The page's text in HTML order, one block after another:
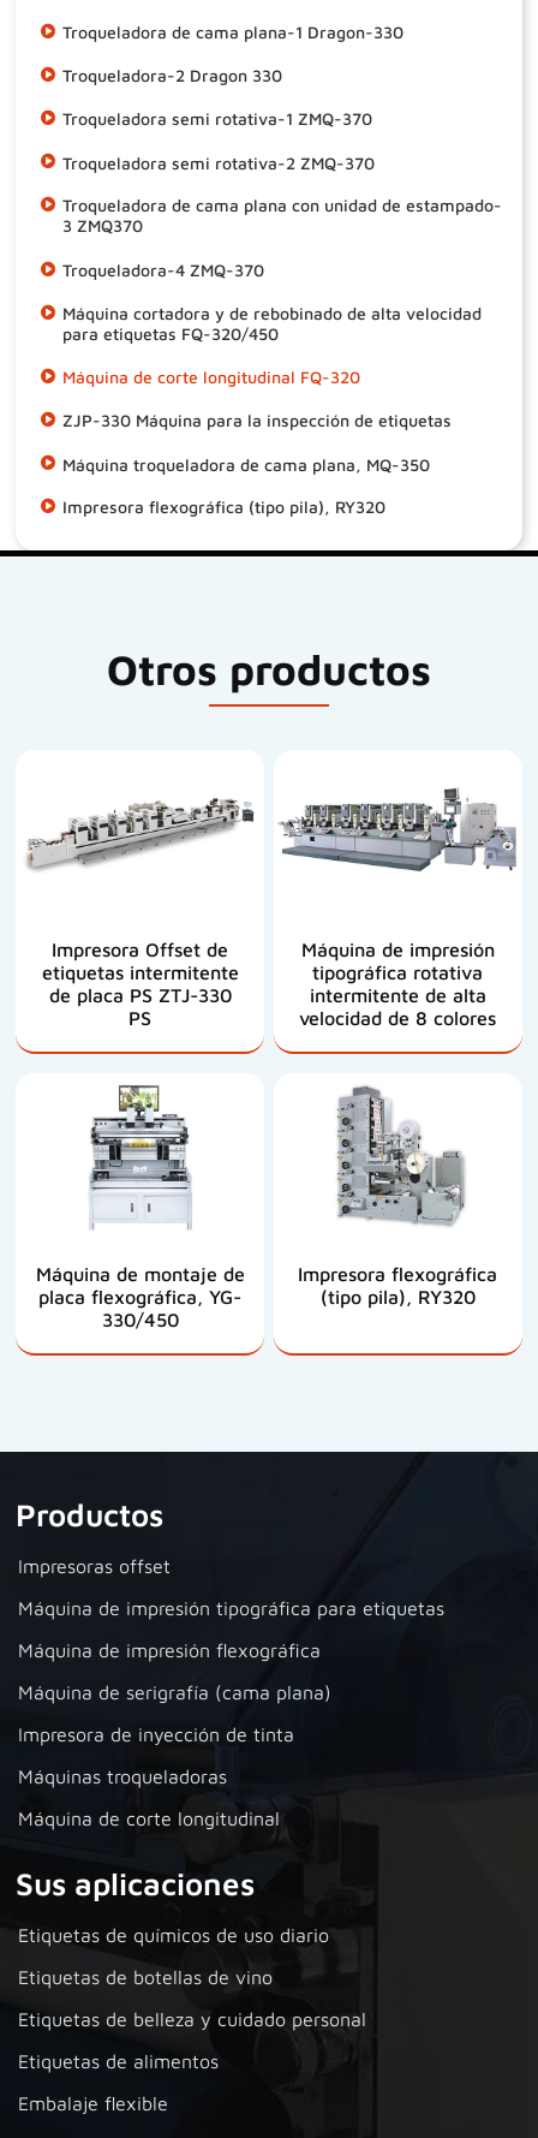
Troqueladora de cama plana-1 Dragon-330
Troqueladora-2 Dragon 330
Troqueladora semi rotativa-1 ZMQ-370
Troqueladora semi rotativa-2 ZMQ-370
Troqueladora de cama plana con unidad de estampado-
3 ZMQ370
Troqueladora-4 ZMQ-370
Máquina cortadora y de rebobinado de alta velocidad
para etiquetas FQ-320/450
Máquina de corte longitudinal FQ-320
ZJP-330 Máquina para la inspección de etiquetas
Máquina troqueladora de cama plana, MQ-350
Impresora flexográfica (tipo pila), RY320
Otros productos
Impresora Offset de
etiquetas intermitente
de placa PS ZTJ-330
PS
Máquina de impresión
tipográfica rotativa
intermitente de alta
velocidad de 8 colores
Máquina de montaje de
placa flexográfica, YG-
330/450
Impresora flexográfica
(tipo pila), RY320
Productos
Impresoras offset
Máquina de impresión tipográfica para etiquetas
Máquina de impresión flexográfica
Máquina de serigrafía (cama plana)
Impresora de inyección de tinta
Máquinas troqueladoras
Máquina de corte longitudinal
Sus aplicaciones
Etiquetas de químicos de uso diario
Etiquetas de botellas de vino
Etiquetas de belleza y cuidado personal
Etiquetas de alimentos
Embalaje flexible